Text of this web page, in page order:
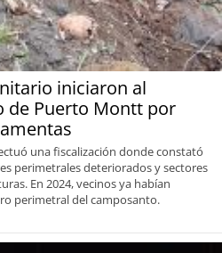
iniciaron al
de Puerto Montt por
una fiscalización donde constató
perimetrales deteriorados y sectores
En 2024, vecinos ya habían
perimetral del camposanto.